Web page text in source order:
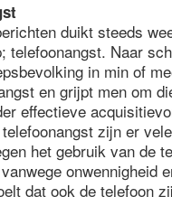
duikt steeds
telefoonangst. Naar
in min of
en grijpt men om
effectieve
zijn er
het gebruik van de
onwennigheid
dat ook de telefoon